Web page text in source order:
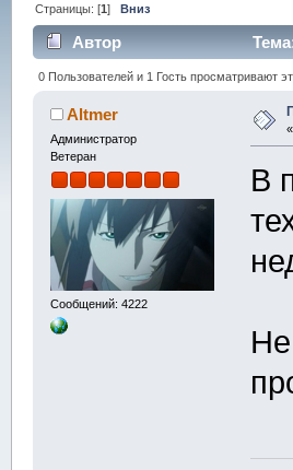
Страницы: [1]Вниз
Автор
0 Пользователей и 1 Гость просматривают
Altmer
Администратор
Ветеран
Сообщений: 4222
«
В